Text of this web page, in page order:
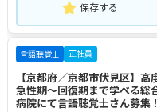
保存する
言語聴覚士 正社員
【京都府／京都市伏見区】高
急性期～回復期まで学べる総
病院にて言語聴覚士さん募集！